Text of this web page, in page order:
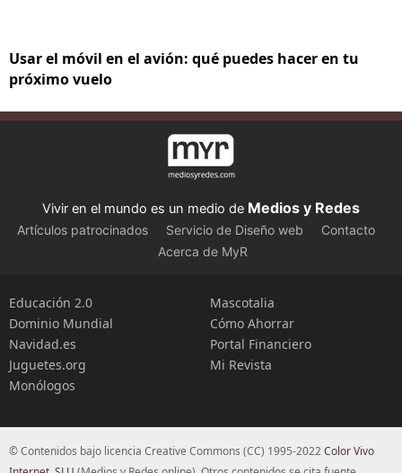
Usar el móvil en el avión: qué puedes hacer en tu
próximo vuelo
Vivir en el mundo es un medio de Medios y Redes
Artículos patrocinados Servicio de Diseño web
Contacto
Acerca de MyR
Educación 2.0
Dominio Mundial
Navidad.es
Juguetes.org
Monólogos
Mascotalia
Cómo Ahorrar
Portal Financiero
Mi Revista
© Contenidos bajo licencia Creative Commons (CC) 1995-2022Color Vivo